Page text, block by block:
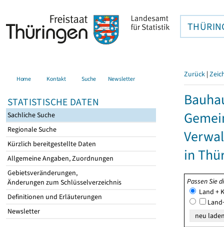
Home Kontakt Suche Newsletter
STATISTISCHE DATEN
Sachliche Suche
Regionale Suche
Kürzlich bereitgestellte Daten
Allgemeine Angaben, Zuordnungen
Gebietsveränderungen,
Änderungen zum Schlüsselverzeichnis
Definitionen und Erläuterungen
Newsletter
Zurück |
in
Passen Sie
Land +